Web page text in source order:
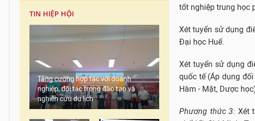
TIN HIỆP HỘI
Tăng cường hợp tác với doanh
nghiệp, đối tác trong đào tạo và
nghiên cứu du lịch
tốt nghiệp trung học
Xét tuyển sử dụng
Đại học Huế.
Xét tuyển sử dụng
quốc tế (Áp dụng
Hàm - Mặt, Dược
Phương thức 3: Xét